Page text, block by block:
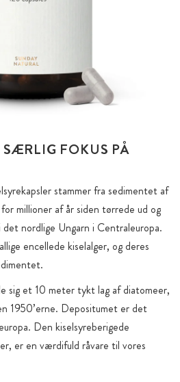
FOKUS PÅ
stammer fra sedimentet af
millioner af år siden tørrede ud og
nordlige Ungarn i Centraleuropa.
encellede kiselalger, og deres
sig et 10 meter tykt lag af diatomeer,
1950’erne. Depositumet er det
Den kiselsyreberigede
er en værdifuld råvare til vores